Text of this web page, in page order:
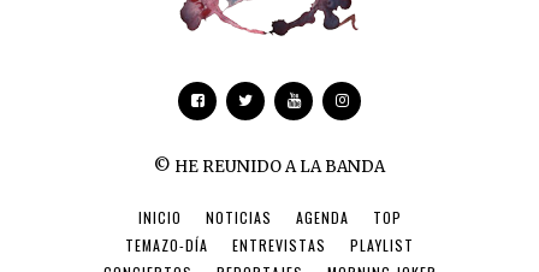
© HE REUNIDO A LA BANDA
INICIO NOTICIAS AGENDA
TOP
TEMAZO-DÍA
ENTREVISTAS
PLAYLIST